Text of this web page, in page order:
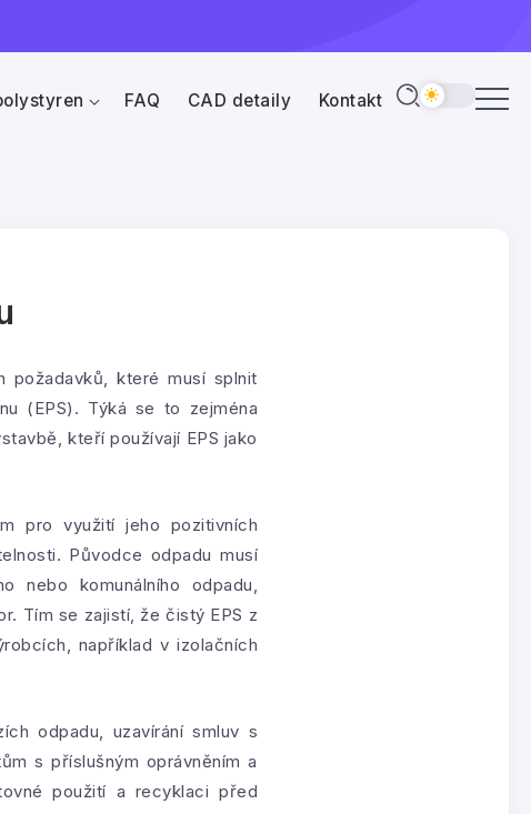
FAQ CAD detaily Kontakt
požadavků, které musí splnit
(EPS). Týká se to zejména
kteří používají EPS jako
pro využití jeho pozitivních
Původce odpadu musí
nebo komunálního odpadu,
Tím se zajistí, že čistý EPS z
například v izolačních
odpadu, uzavírání smluv s
s příslušným oprávněním a
použití a recyklaci před